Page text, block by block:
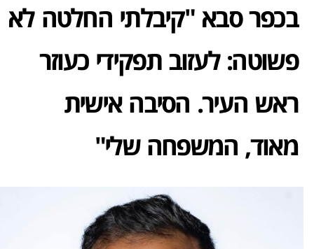
בכפר סבא "קיבלתי החלטה לא
פשוטה: לעזוב תפקידי כעוזר
ראש העיר. הסיבה אישית
מאוד, המשפחה שלי"